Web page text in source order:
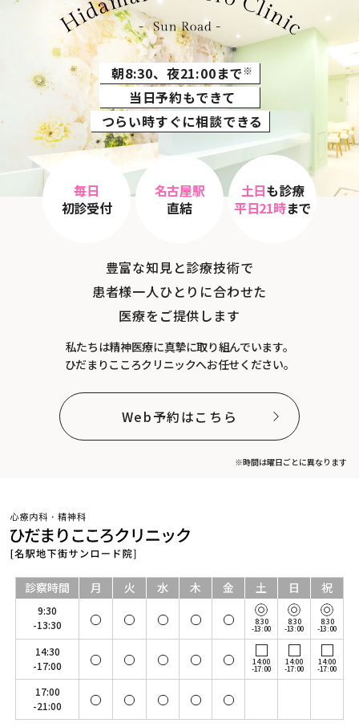
朝8:30、夜21:00まで※
当日予約もできて
つらい時すぐに相談できる
毎日
初診受付
名古屋駅
直結
土日も診療
平日21時まで
豊富な知見と診療技術で
患者様一人ひとりに合わせた
医療をご提供します
私たちは精神医療に真摯に取り組んでいます。
ひだまりこころクリニックへお任せください。
Web予約はこちら
※時間は曜日ごとに異なります
診察時間 月 火 水 木 金 土 日 祝
9:30
-13:30
8:30
-13:00
8:30
-13:00
8:30
-13:00
14:30
-17:00
14:00
-17:00
14:00
-17:00
14:00
-17:00
17:00
-21:00